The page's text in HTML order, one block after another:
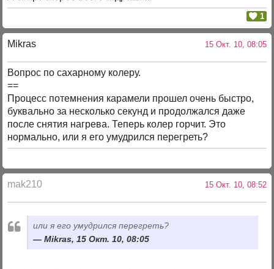
1
Mikras 15 Окт. 10, 08:05
Вопрос по сахарному колеру.
==
Процесс потемнения карамели прошел очень быстро,
буквально за несколько секунд и продолжался даже
после снятия нагрева. Теперь колер горчит. Это
нормально, или я его умудрился перегреть?
mak210 15 Окт. 10, 08:52
или я его умудрился перегреть?
Mikras, 15 Окт. 10, 08:05